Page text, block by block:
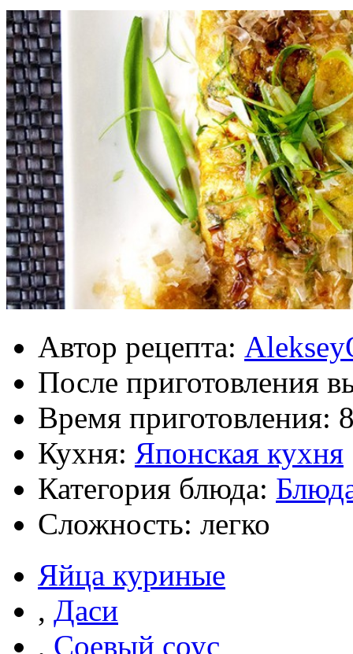
Автор рецепта:
После приготовления
Время приготовления:
Кухня: Японская кухня
Категория блюда:
Сложность: легко
Яйца куриные
, Даси
, Соевый соус